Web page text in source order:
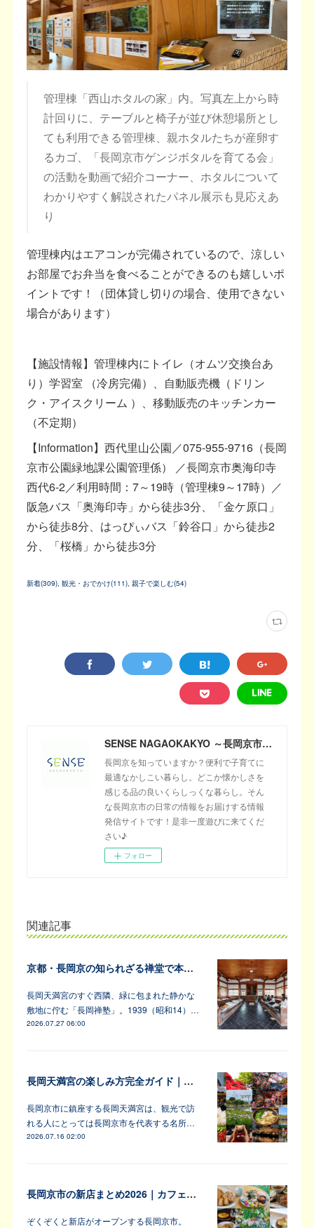
管理棟「西山ホタルの家」内。写真左上から時
計回りに、テーブルと椅子が並び休憩場所とし
ても利用できる管理棟、親ホタルたちが産卵す
るカゴ、「長岡京市ゲンジボタルを育てる会」
の活動を動画で紹介コーナー、ホタルについて
わかりやすく解説されたパネル展示も見応えあ
り
管理棟内はエアコンが完備されているので、涼しい
お部屋でお弁当を食べることができるのも嬉しいポ
イントです！（団体貸し切りの場合、使用できない
場合があります）
【施設情報】管理棟内にトイレ（オムツ交換台あ
り）学習室 （冷房完備）、自動販売機（ドリン
ク・アイスクリーム ）、移動販売のキッチンカー
（不定期）
【Information】西代里山公園／075-955-9716（長岡
京市公園緑地課公園管理係） ／長岡京市奥海印寺
西代6-2／利用時間：7～19時（管理棟9～17時）／
阪急バス「奥海印寺」から徒歩3分、「金ケ原口」
から徒歩8分、はっぴぃバス「鈴谷口」から徒歩2
分、「桜橋」から徒歩3分
新着(309) 観光・おでかけ(111) 親子で楽しむ(54)
SENSE NAGAOKAKYO ～長岡京市のサブサイト～
長岡京を知っていますか？便利で子育てに
最適なかしこい暮らし。どこか懐かしさを
感じる品の良いくらしっくな暮らし。そん
な長岡京市の日常の情報をお届けする情報
発信サイトです！是非一度遊びに来てくだ
さい♪
フォロー
関連記事
京都・長岡京の知られざる禅堂で本格的な坐禅体験
長岡天満宮のすぐ西隣、緑に包まれた静かな
敷地に佇む「長岡禅塾」。1939（昭和14）…
2026.07.27 06:00
長岡天満宮の楽しみ方完全ガイド｜アンバサダーが教えます！
長岡京市に鎮座する長岡天満宮は、観光で訪
れる人にとっては長岡京市を代表する名所…
2026.07.16 02:00
長岡京市の新店まとめ2026｜カフェ・居酒屋・韓国料理など注目6軒
ぞくぞくと新店がオープンする長岡京市。